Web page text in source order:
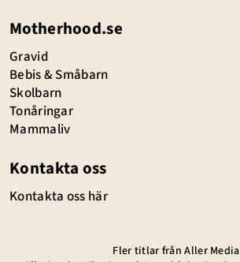
Motherhood.se
Gravid
Bebis & Småbarn
Skolbarn
Tonåringar
Mammaliv
Kontakta oss
Kontakta oss här
Fler titlar från Aller Media